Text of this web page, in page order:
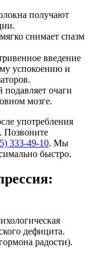
получают
снимает спазм
введение
успокоению и
очаги
мозге.
употребления
Позвоните
333-49-10. Мы
быстро.
дефицита.
радости).